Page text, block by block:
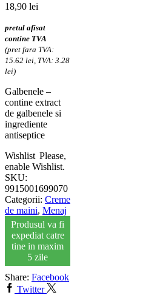
18,90 lei
pretul afisat
contine TVA
(pret fara TVA:
15.62 lei, TVA: 3.28
lei)
Galbenele –
contine extract
de galbenele si
ingrediente
antiseptice
Wishlist Please,
enable Wishlist.
SKU:
9915001699070
Categorii: Creme
de maini, Menaj
Produsul va fi
expediat catre
tine in maxim
5 zile
Share: Facebook
Twitter